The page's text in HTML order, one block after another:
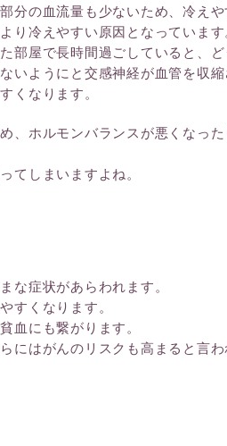
分の血流量も少ないため、冷えや
り冷えやすい原因となっています
部屋で長時間過ごしていると、
いようにと交感神経が血管を収縮
くなります。
、ホルモンバランスが悪くなっ
てしまいますよね。
な症状があらわれます。
すくなります。
血にも繋がります。
にはがんのリスクも高まると言わ